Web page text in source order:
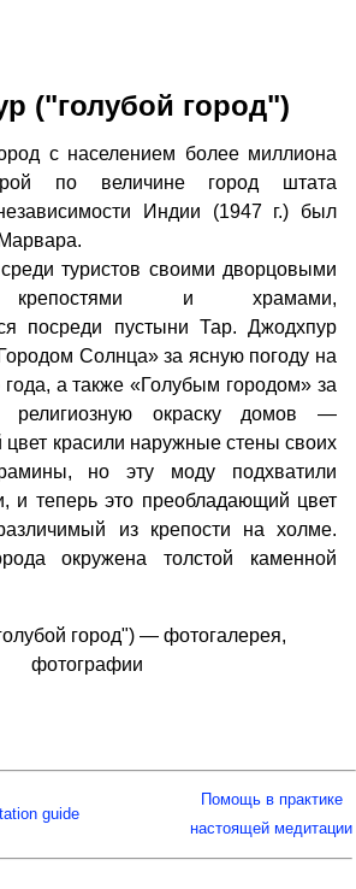
("голубой город")
с населением более миллиона
по величине город штата
Индии (1947 г.) был
туристов своими дворцовыми
крепостями и храмами,
посреди пустыни Тар. Джодхпур
Солнца» за ясную погоду на
года, а также «Голубым городом» за
религиозную окраску домов —
цвет красили наружные стены своих
но эту моду подхватили
и теперь это преобладающий цвет
из крепости на холме.
окружена толстой каменной
город") — фотогалерея,
фотографии
guide
Помощь в практике
настоящей медитации